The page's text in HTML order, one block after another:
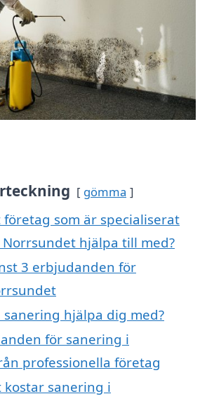
gömma
företag som är specialiserat
hjälpa till med?
3 erbjudanden för
sanering hjälpa dig med?
för sanering i
professionella företag
kostar sanering i